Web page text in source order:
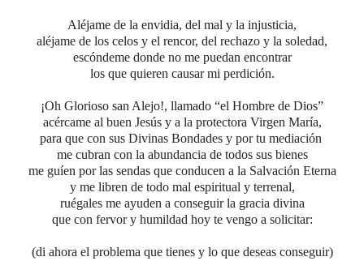
Aléjame de la envidia, del mal y la injusticia,
aléjame de los celos y el rencor, del rechazo y la soledad,
escóndeme donde no me puedan encontrar
los que quieren causar mi perdición.
¡Oh Glorioso san Alejo!, llamado “el Hombre de Dios”
acércame al buen Jesús y a la protectora Virgen María,
para que con sus Divinas Bondades y por tu mediación
me cubran con la abundancia de todos sus bienes
me guíen por las sendas que conducen a la Salvación Eterna
y me libren de todo mal espiritual y terrenal,
ruégales me ayuden a conseguirla gracia divina
que con fervor y humildad hoy te vengo a solicitar:
(di ahora el problema que tienes y lo que deseas conseguir)